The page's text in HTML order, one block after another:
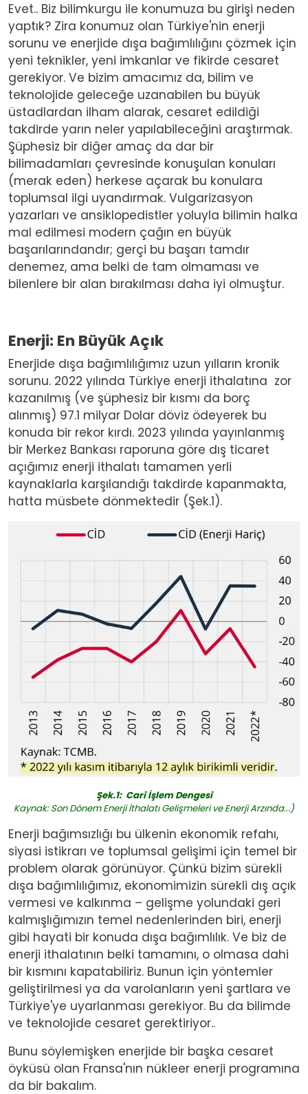
Evet.. Biz bilimkurgu ile konumuza bu girişi neden
yaptık? Zira konumuz olan Türkiye'nin enerji
sorunu ve enerjide dışa bağımlılığını çözmek için
yeni teknikler, yeni imkanlar ve fikirde cesaret
gerekiyor. Ve bizim amacımız da, bilim ve
teknolojide geleceğe uzanabilen bu büyük
üstadlardan ilham alarak, cesaret edildiği
takdirde yarın neler yapılabileceğini araştırmak.
Şüphesiz bir diğer amaç da dar bir
bilimadamları çevresinde konuşulan konuları
(merak eden) herkese açarak bu konulara
toplumsal ilgi uyandırmak. Vulgarizasyon
yazarları ve ansiklopedistler yoluyla bilimin halka
mal edilmesi modern çağın en büyük
başarılarındandır; gerçi bu başarı tamdır
denemez, ama belki de tam olmaması ve
bilenlere bir alan bırakılması daha iyi olmuştur.
Enerji: En Büyük Açık
Enerjide dışa bağımlılığımız uzun yılların kronik
sorunu. 2022 yılında Türkiye enerji ithalatına zor
kazanılmış (ve şüphesiz bir kısmı da borç
alınmış) 97.1 milyar Dolar döviz ödeyerek bu
konuda bir rekor kırdı. 2023 yılında yayınlanmış
bir Merkez Bankası raporuna göre dış ticaret
açığımız enerji ithalatı tamamen yerli
kaynaklarla karşılandığı takdirde kapanmakta,
hatta müsbete dönmektedir (Şek.1).
Şek.1: Cari İşlem Dengesi
Kaynak: Son Dönem Enerji İthalatı Gelişmeleri ve Enerji Arzında...)
Enerji bağımsızlığı bu ülkenin ekonomik refahı,
siyasi istikrarı ve toplumsal gelişimi için temel bir
problem olarak görünüyor. Çünkü bizim sürekli
dışa bağımlılığımız, ekonomimizin sürekli dış açık
vermesi ve kalkınma – gelişme yolundaki geri
kalmışlığımızın temel nedenlerinden biri, enerji
gibi hayati bir konuda dışa bağımlılık. Ve biz de
enerji ithalatının belki tamamını, o olmasa dahi
bir kısmını kapatabiliriz. Bunun için yöntemler
geliştirilmesi ya da varolanların yeni şartlara ve
Türkiye'ye uyarlanması gerekiyor. Bu da bilimde
ve teknolojide cesaret gerektiriyor..
Bunu söylemişken enerjide bir başka cesaret
öyküsü olan Fransa'nın nükleer enerji programına
da bir bakalım.